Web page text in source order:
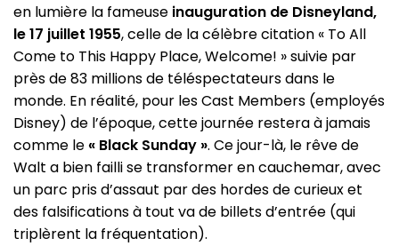
en lumière la fameuse inauguration de Disneyland,
le 17 juillet 1955, celle de la célèbre citation « To All
Come to This Happy Place, Welcome! » suivie par
près de 83 millions de téléspectateurs dans le
monde. En réalité, pour les Cast Members (employés
Disney) de l’époque, cette journée restera à jamais
comme le « Black Sunday ». Ce jour-là, le rêve de
Walt a bien failli se transformer en cauchemar, avec
un parc pris d’assaut par des hordes de curieux et
des falsifications à tout va de billets d’entrée (qui
triplèrent la fréquentation).